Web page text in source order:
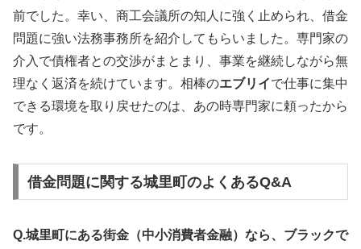
前でした。幸い、商工会議所の知人に強く止められ、借金
問題に強い法務事務所を紹介してもらいました。専門家の
介入で債権者との交渉がまとまり、事業を継続しながら無
理なく返済を続けています。相棒のエブリイで仕事に集中
できる環境を取り戻せたのは、あの時専門家に頼ったから
です。
借金問題に関する城里町のよくあるQ&A
Q.城里町にある街金（中小消費者金融）なら、ブラックで